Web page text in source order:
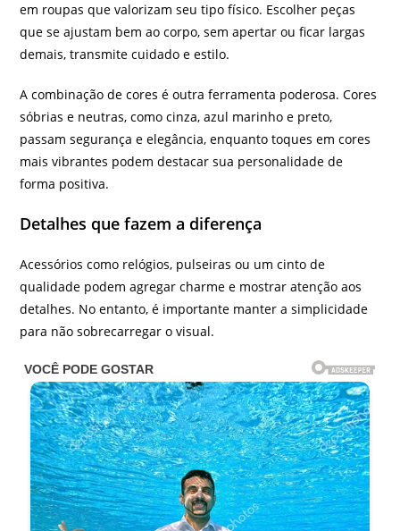
em roupas que valorizam seu tipo físico. Escolher peças
que se ajustam bem ao corpo, sem apertar ou ficar largas
demais, transmite cuidado e estilo.
A combinação de cores é outra ferramenta poderosa. Cores
sóbrias e neutras, como cinza, azul marinho e preto,
passam segurança e elegância, enquanto toques em cores
mais vibrantes podem destacar sua personalidade de
forma positiva.
Detalhes que fazem a diferença
Acessórios como relógios, pulseiras ou um cinto de
qualidade podem agregar charme e mostrar atenção aos
detalhes. No entanto, é importante manter a simplicidade
para não sobrecarregar o visual.